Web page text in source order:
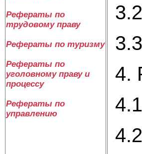
Рефераты по
трудовому праву
Рефераты по туризму
Рефераты по
уголовному праву и
процессу
Рефераты по
управлению
4.